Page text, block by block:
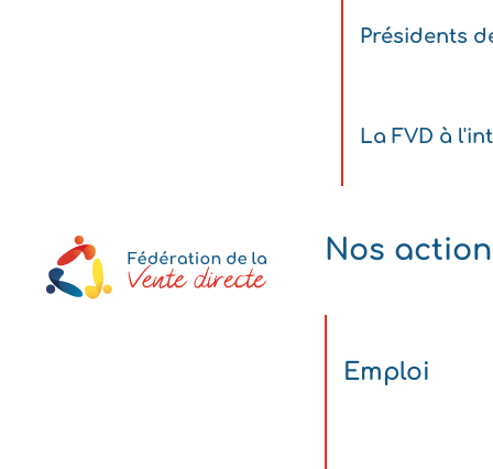
Présidents
La FVD à
Nos
Emploi